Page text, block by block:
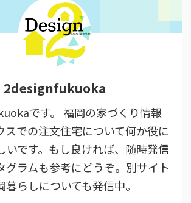
2designfukuoka
です。 福岡の家づくり情報
スでの注文住宅について何か役に
いです。もし良ければ、随時発信
グラムも参考にどうぞ。別サイト
暮らしについても発信中。